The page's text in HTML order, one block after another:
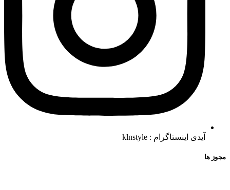
آیدی اینستاگرام : klnstyle
مجوز ها